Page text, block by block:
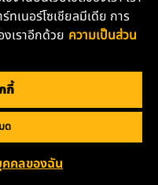
ย) จำกัด
เลขที่ 11-06 ชั้น 11 ถนน
เทพมหานคร 10500
reserved.
เนอร์โซเชียลมีเดีย การ
งเราอีกด้วย ความเป็นส่วน
กี้
ด
คลของฉัน